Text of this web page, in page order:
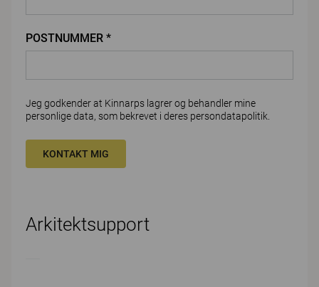
POSTNUMMER *
Jeg godkender at Kinnarps lagrer og behandler mine
personlige data, som bekrevet i deres persondatapolitik
KONTAKT MIG
Arkitektsupport